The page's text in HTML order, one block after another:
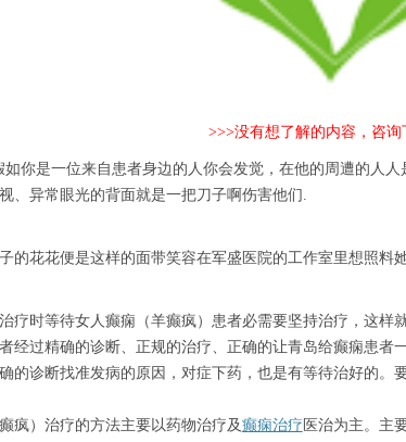
>>>没有想了解的内容，咨询
是一位来自患者身边的人你会发觉，在他的周遭的人
、异常眼光的背面就是一把刀子啊伤害他们.
花花便是这样的面带笑容在军盛医院的工作室里想照料她
时等待女人癫痫（羊癫疯）患者必需要坚持治疗，这样
经过精确的诊断、正规的治疗、正确的让青岛给癫痫患
的诊断找准发病的原因，对症下药，也是有等待治好的
疯）治疗的方法主要以药物治疗及癫痫治疗 医治为主。主